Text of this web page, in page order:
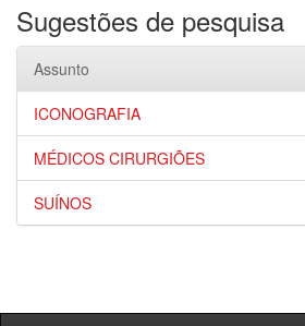
Sugestões de pesquisa
Assunto
ICONOGRAFIA
MÉDICOS CIRURGIÕES
SUÍNOS